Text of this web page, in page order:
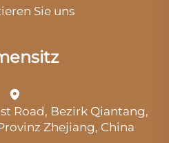
Sie uns
Road, Bezirk Qiantang,
Zhejiang, China